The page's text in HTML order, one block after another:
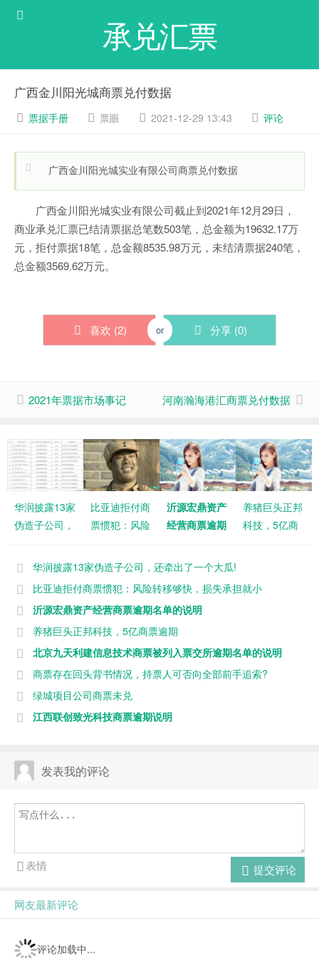
承兑汇票
广西金川阳光城商票兑付数据
票据手册 票眼 2021-12-29 13:43 评论
广西金川阳光城实业有限公司商票兑付数据
广西金川阳光城实业有限公司截止到2021年12月29日，
商业承兑汇票已结清票据总笔数503笔，总金额为19632.17万
元，拒付票据18笔，总金额8535.98万元，未结清票据240笔，
总金额3569.62万元。
喜欢 (2) or 分享 (0)
2021年票据市场事记 河南瀚海港汇商票兑付数据
华润披露13家
伪造子公司，
大瓜!
比亚迪拒付商
票惯犯：风险
失承担就小
沂源宏鼎资产
经营商票逾期
养猪巨头正邦
科技，5亿商
华润披露13家伪造子公司，还牵出了一个大瓜!
比亚迪拒付商票惯犯：风险转移够快，损失承担就小
沂源宏鼎资产经营商票逾期名单的说明
养猪巨头正邦科技，5亿商票逾期
北京九天利建信息技术商票被列入票交所逾期名单的说明
商票存在回头背书情况，持票人可否向全部前手追索?
绿城项目公司商票未兑
江西联创致光科技商票逾期说明
发表我的评论
提交评论
表情
网友最新评论
评论加载中...